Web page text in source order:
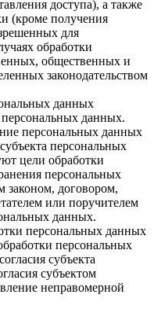
доступа), а также
(кроме получения
для
обработки
общественных и
законодательством
данных
персональных данных.
персональных данных
персональных
цели обработки
персональных
законом, договором,
или поручителем
данных.
персональных данных
персональных
субъекта
субъектом
неправомерной